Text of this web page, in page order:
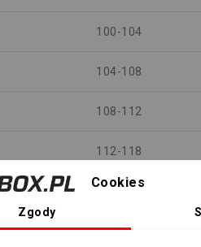
100-104
104-108
108-112
112-118
118-124
124-130
Cookies
Zgody